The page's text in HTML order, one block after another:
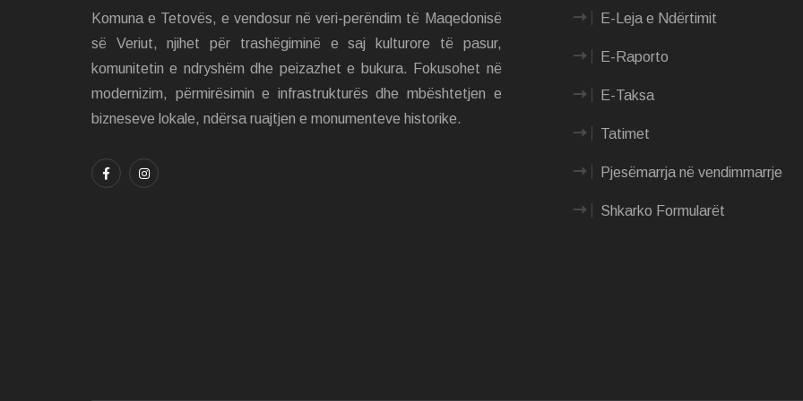
Komuna e Tetovës, e vendosur në veri-perëndim të Maqedonisë
së Veriut, njihet për trashëgiminë e saj kulturore të pasur,
komunitetin e ndryshëm dhe peizazhet e bukura. Fokusohet në
modernizim, përmirësimin e infrastrukturës dhe mbështetjen e
bizneseve lokale, ndërsa ruajtjen e monumenteve historike.
E-Leja e Ndërtimit
E-Raporto
E-Taksa
Tatimet
Pjesëmarrja në vendimmarrje
Shkarko Formularët